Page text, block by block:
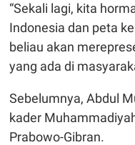
“Sekali lagi, kita
Indonesia dan peta
beliau akan
yang ada di
Sebelumnya, Abdul
kader
Prabowo-Gibran.